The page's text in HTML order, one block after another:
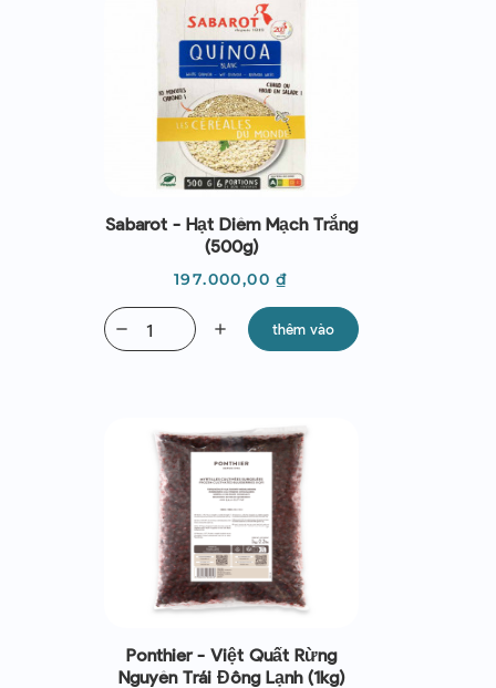
Sabarot - Hạt Diêm Mạch Trắng
(500g)
Giá
197.000,00 ₫
add
remove thêm vào
Ponthier - Việt Quất Rừng
Nguyên Trái Đông Lạnh (1kg)